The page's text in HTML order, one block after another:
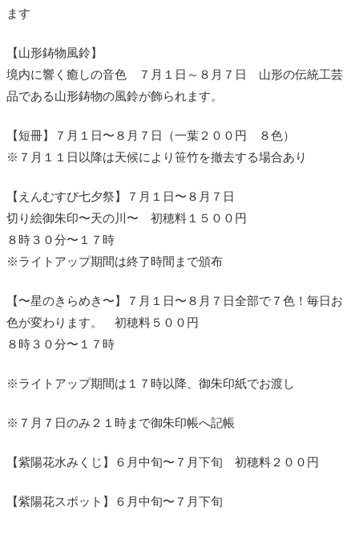
ます
【山形鋳物風鈴】
境内に響く癒しの音色 ７月１日～８月７日 山形の伝統工芸
品である山形鋳物の風鈴が飾られます。
【短冊】７月１日〜８月７日（一葉２００円 ８色）
※７月１１日以降は天候により笹竹を撤去する場合あり
【えんむすび七夕祭】７月１日〜８月７日
切り絵御朱印〜天の川〜 初穂料１５００円
８時３０分〜１７時
※ライトアップ期間は終了時間まで頒布
【〜星のきらめき〜】７月１日〜８月７日全部で７色！毎日お
色が変わります。 初穂料５００円
８時３０分〜１７時
※ライトアップ期間は１７時以降、御朱印紙でお渡し
※７月７日のみ２１時まで御朱印帳へ記帳
【紫陽花水みくじ】６月中旬〜７月下旬 初穂料２００円
【紫陽花スポット】６月中旬〜７月下旬